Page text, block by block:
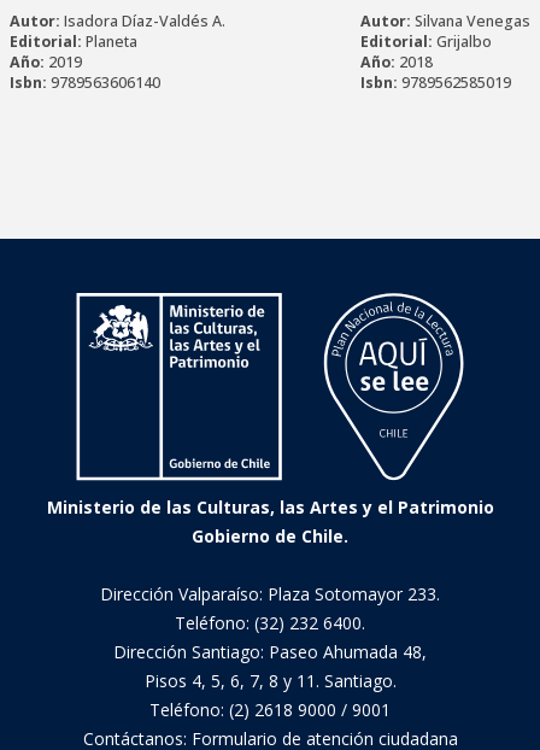
Autor: Isadora Díaz-Valdés A.
Editorial: Planeta
Año: 2019
Isbn: 9789563606140
Autor:Silvana Venegas
Editorial:Grijalbo
Año: 2018
Isbn:9789562585019
Ministerio de las Culturas, las Artes y el Patrimonio
Gobierno de Chile.
Dirección Valparaíso: Plaza Sotomayor 233.
Teléfono: (32) 232 6400.
Dirección Santiago: Paseo Ahumada 48,
Pisos 4, 5, 6, 7, 8 y 11. Santiago.
Teléfono: (2) 2618 9000 / 9001
Contáctanos: Formulario de atención ciudadana